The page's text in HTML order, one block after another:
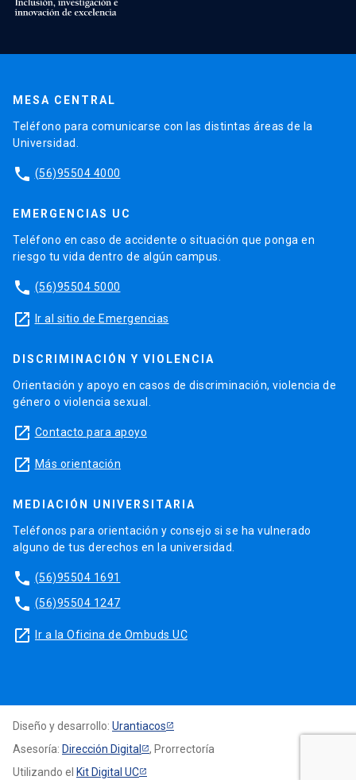
MESA CENTRAL
Teléfono para comunicarse con las distintas áreas de la
Universidad.
phone (56)95504 4000
EMERGENCIAS UC
Teléfono en caso de accidente o situación que ponga en
riesgo tu vida dentro de algún campus.
phone (56)95504 5000
launch Ir al sitio de Emergencias
DISCRIMINACIÓN Y VIOLENCIA
Orientación y apoyo en casos de discriminación, violencia de
género o violencia sexual.
launch Contacto para apoyo
launch Más orientación
MEDIACIÓN UNIVERSITARIA
Teléfonos para orientación y consejo si se ha vulnerado
alguno de tus derechos en la universidad.
phone (56)95504 1691
phone (56)95504 1247
launch Ir a la Oficina de Ombuds UC
Diseño y desarrollo: Urantiacos
Asesoría: Dirección Digital
, Prorrectoría
Utilizando el Kit Digital UC